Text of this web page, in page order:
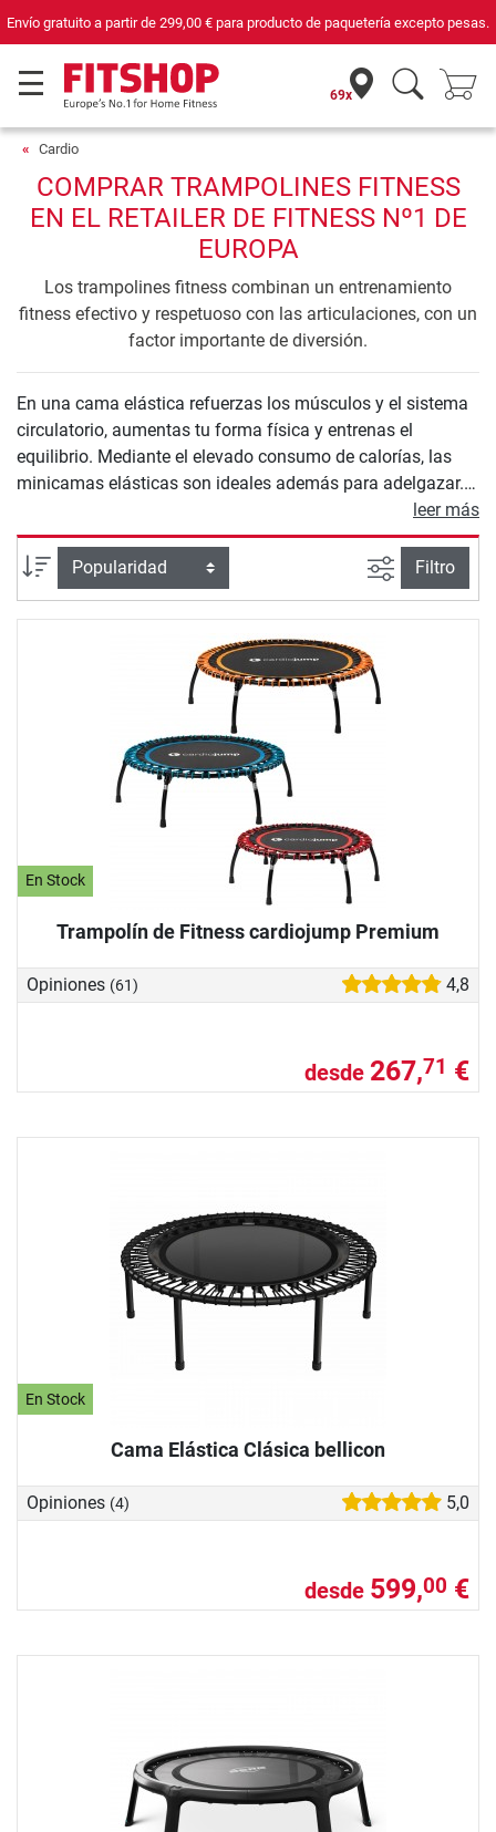
Tu experto en fitness doméstico desde hace 42 años
69x
Cardio
COMPRAR TRAMPOLINES FITNESS
EN EL RETAILER DE FITNESS Nº1 DE
EUROPA
Los trampolines fitness combinan un entrenamiento
fitness efectivo y respetuoso con las articulaciones, con un
factor importante de diversión.
En una cama elástica refuerzas los músculos y el sistema
circulatorio, aumentas tu forma física y entrenas el
equilibrio. Mediante el elevado consumo de calorías, las
minicamas elásticas son ideales además para adelgazar.
El entrenamiento es muy respetuoso con las articulaciones
y, por tanto, es ideal para los principiantes y las personas
con problemas en las articulaciones. Los deportistas
exigentes también pueden realizar un entrenamiento de
potencia intensivo en la cama elástica. Un efecto del
entrenamiento especialmente bueno es que al balancearse
en la cama elástica se liberan las hormonas de la felicidad
que te proporcionan bienestar y buen humor. Te ayudamos
en la compra de una minicama elástica: En nuestro asesor
de compra, recopilamos información importante de forma
clara sobre la suspensión, la tela salvavidas y más.
leer más
Ordenar por Busqueda
Filtro
En Stock
Trampolín de Fitness cardiojump Premium
Opiniones (61) 4,8
desde 267,71 €
En Stock
Cama Elástica Clásica bellicon
Opiniones (4) 5,0
desde 599,00 €